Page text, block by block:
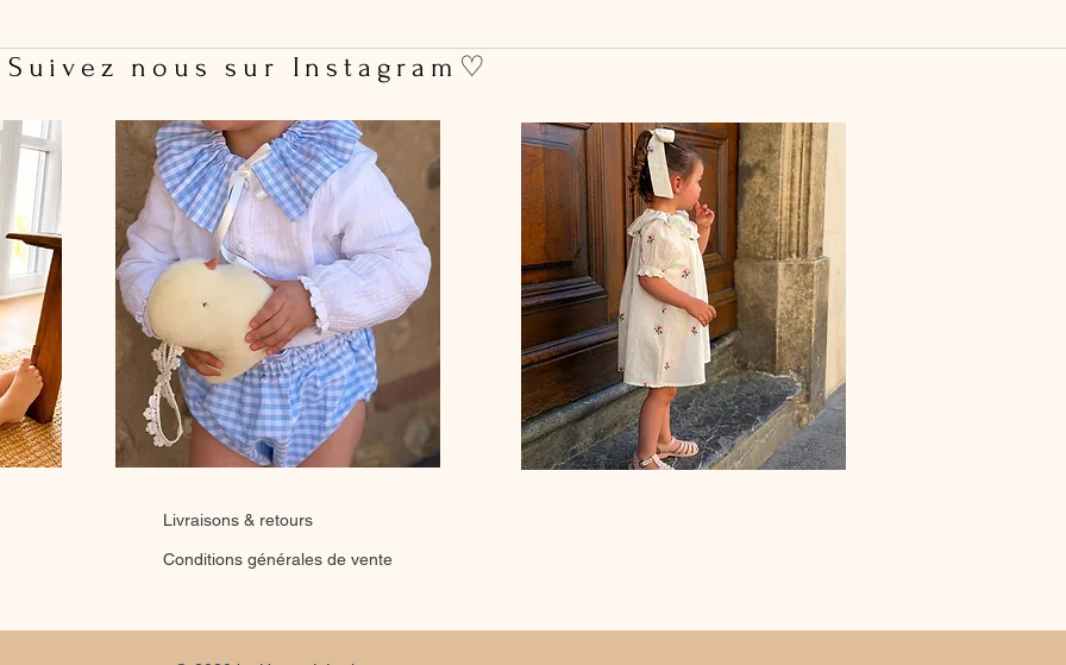
nous sur Instagram♡
Livraisons & retours
Conditions générales de vente